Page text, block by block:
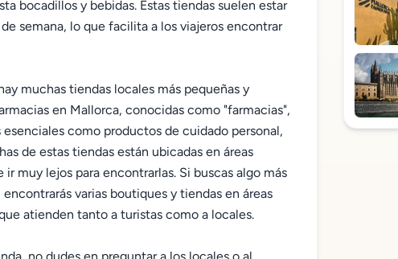
bocadillos y bebidas. Estas tiendas suelen estar
semana, lo que facilita a los viajeros encontrar
muchas tiendas locales más pequeñas y
en Mallorca, conocidas como "farmacias",
como productos de cuidado personal,
de estas tiendas están ubicadas en áreas
muy lejos para encontrarlas. Si buscas algo más
varias boutiques y tiendas en áreas
atienden tanto a turistas como a locales.